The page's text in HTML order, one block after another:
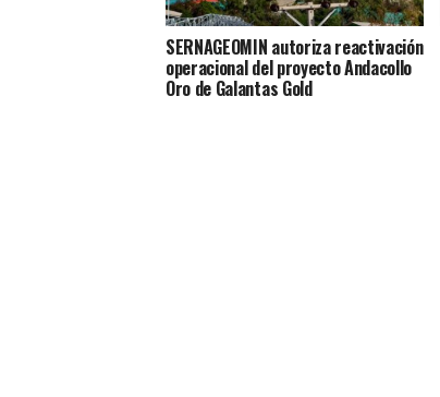
SERNAGEOMIN autoriza reactivación
operacional del proyecto Andacollo
Oro de Galantas Gold